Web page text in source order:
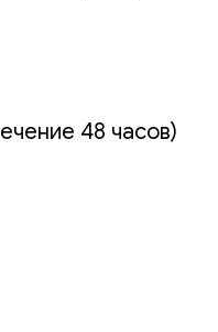
48 часов)